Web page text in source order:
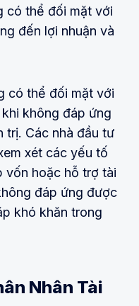
có thể đối mặt với
đến lợi nhuận và
có thể đối mặt với
không đáp ứng
trị. Các nhà đầu tư
xét các yếu tố
vốn hoặc hỗ trợ tài
đáp ứng được
khó khăn trong
Nhân Tài